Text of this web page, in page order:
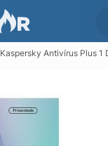
Kaspersky Antivírus Plus 1